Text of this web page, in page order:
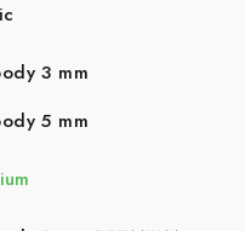
3 mm
5 mm